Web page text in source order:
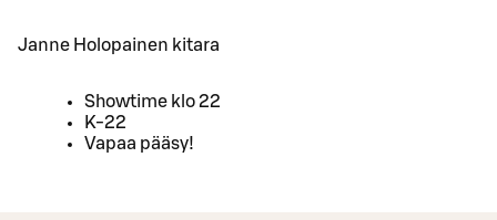
Janne Holopainen kitara
Showtime klo 22
K-22
Vapaa pääsy!